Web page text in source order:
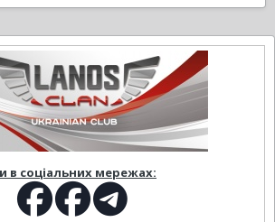
в соціальних мережах: